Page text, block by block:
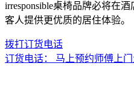
irresponsible桌椅品牌必将在
客人提供更优质的居住体验。
拨打订货电话
订货电话：
马上预约师傅上门